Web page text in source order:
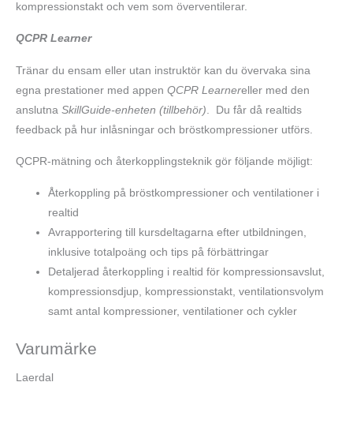
kompressionstakt och vem som överventilerar.
QCPR Learner
Tränar du ensam eller utan instruktör kan du övervaka sina
egna prestationer med appen QCPR Learnereller med den
anslutna SkillGuide-enheten (tillbehör) . Du får då realtids
feedback på hur inlåsningar och bröstkompressioner utförs.
QCPR-mätning och återkopplingsteknik gör följande möjligt:
Återkoppling på bröstkompressioner och ventilationer i
realtid
Avrapportering till kursdeltagarna efter utbildningen,
inklusive totalpoäng och tips på förbättringar
Detaljerad återkoppling i realtid för kompressionsavslut,
kompressionsdjup, kompressionstakt, ventilationsvolym
samt antal kompressioner, ventilationer och cykler
Varumärke
Laerdal